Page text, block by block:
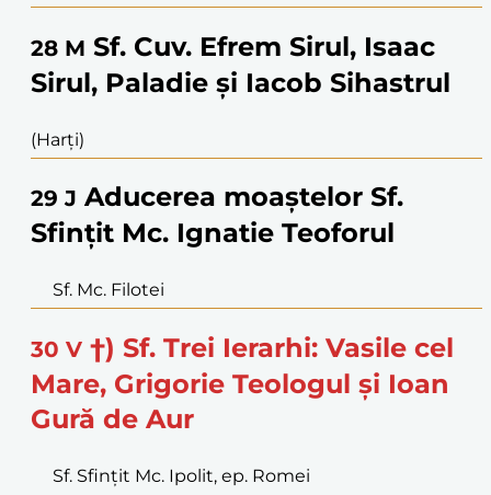
28 M Sf. Cuv. Efrem Sirul, Isaac
Sirul, Paladie și Iacob Sihastrul
(Harți)
29 J Aducerea moaștelor Sf.
Sfințit Mc. Ignatie Teoforul
Sf. Mc. Filotei
30 V †) Sf. Trei Ierarhi: Vasile cel
Mare, Grigorie Teologul și Ioan
Gură de Aur
Sf. Sfințit Mc. Ipolit, ep. Romei